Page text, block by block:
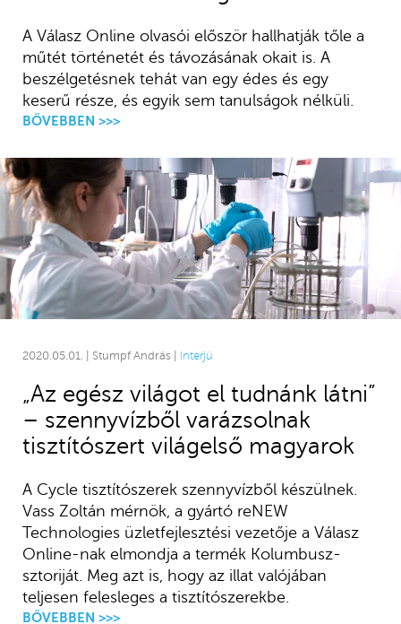
A Válasz Online olvasói először hallhatják tőle a
műtét történetét és távozásának okait is. A
beszélgetésnek tehát van egy édes és egy
keserű része, és egyik sem tanulságok nélküli.
BŐVEBBEN >>>
2020.05.01. | Stumpf András | Interjú
„Az egész világot el tudnánk látni”
– szennyvízből varázsolnak
tisztítószert világelső magyarok
A Cycle tisztítószerek szennyvízből készülnek.
Vass Zoltán mérnök, a gyártó reNEW
Technologies üzletfejlesztési vezetője a Válasz
Online-nak elmondja a termék Kolumbusz-
sztoriját. Meg azt is, hogy az illat valójában
teljesen felesleges a tisztítószerekbe.
BŐVEBBEN >>>